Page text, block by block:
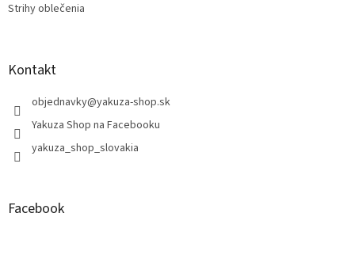
Strihy oblečenia
Kontakt
objednavky@yakuza-shop.sk
Yakuza Shop na Facebooku
yakuza_shop_slovakia
Facebook